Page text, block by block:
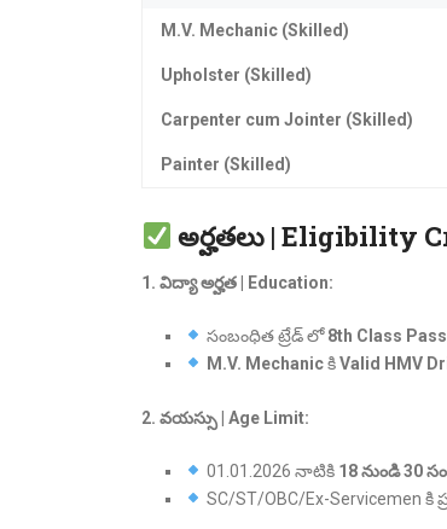
M.V. Mechanic (Skilled)
Upholster (Skilled)
Carpenter cum Jointer (Skilled)
Painter (Skilled)
అర్హతలు | Eligibility
1. విద్యా అర్హత | Education:
సంబంధిత ట్రేడ్ లో8th Class Pass
M.V. MechanicకిValid HMV
2. వయస్సు | Age Limit:
01.01.2026 నాటికి 18 నుండి 30
SC/ST/OBC/Ex-Servicemen కి